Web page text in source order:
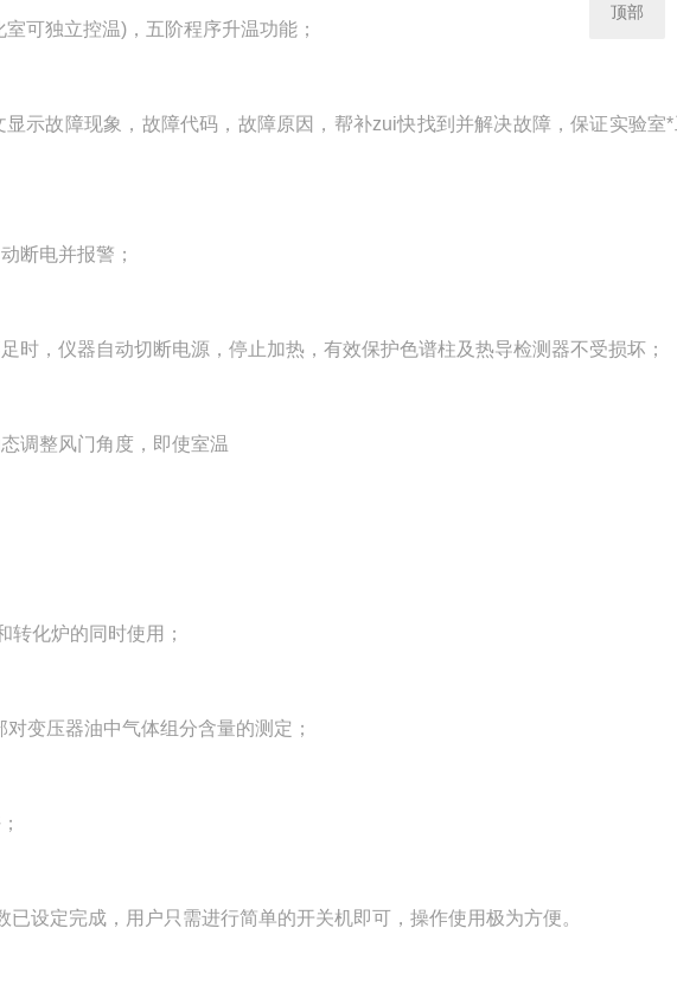
独立控温)，五阶程序升温功能；
故障现象，故障代码，故障原因，帮补zui快找到并解决故障，保证实验室*
断电并报警；
，仪器自动切断电源，停止加热，有效保护色谱柱及热导检测器不受损坏；
调整风门角度，即使室温
化炉的同时使用；
变压器油中气体组分含量的测定；
定完成，用户只需进行简单的开关机即可，操作使用极为方便。
顶部